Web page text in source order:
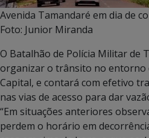
Avenida Tamandaré em dia de
Foto: Junior Miranda
O Batalhão de Polícia Militar de
organizar o trânsito no entorno
Capital, e contará com efetivo
nas vias de acesso para dar
“Em situações anteriores
perdem o horário em